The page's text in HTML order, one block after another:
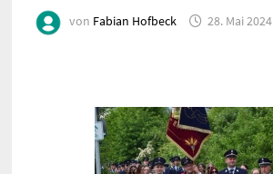
von Fabian Hofbeck 28. Mai 2024